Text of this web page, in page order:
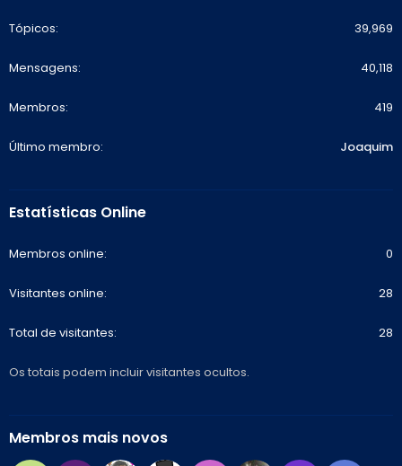
Tópicos 39,969
Mensagens 40,118
Membros 419
Último membro Joaquim
Estatísticas Online
Membros online 0
Visitantes online 28
Total de visitantes 28
Os totais podem incluir visitantes ocultos.
Membros mais novos